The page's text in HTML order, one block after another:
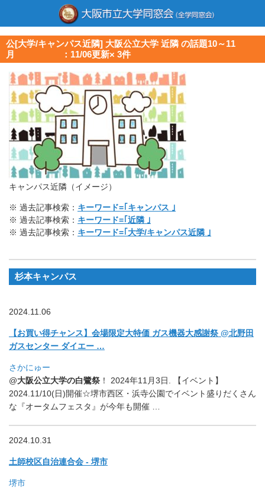
公[大学/キャンパス近隣] 大阪公立大学 近隣 の話題10～11
月 ：11/06更新× 3件
キャンパス近隣（イメージ）
※ 過去記事検索： キーワード=｢キャンパス ｣
※ 過去記事検索： キーワード=｢近隣 ｣
※ 過去記事検索： キーワード=｢大学/キャンパス近隣 ｣
杉本キャンパス
2024.11.06
【お買い得チャンス】会場限定大特価 ガス機器大感謝祭 @北野田
ガスセンター ダイエー …
さかにゅー
@大阪公立大学の白鷺祭 ！ 2024年11月3日. 【イベント】
2024.11/10(日)開催☆堺市西区・ 浜寺公園でイベント盛りだくさん
な『オータムフェスタ』 が今年も開催 …
2024.10.31
土師校区自治連合会 - 堺市
堺市